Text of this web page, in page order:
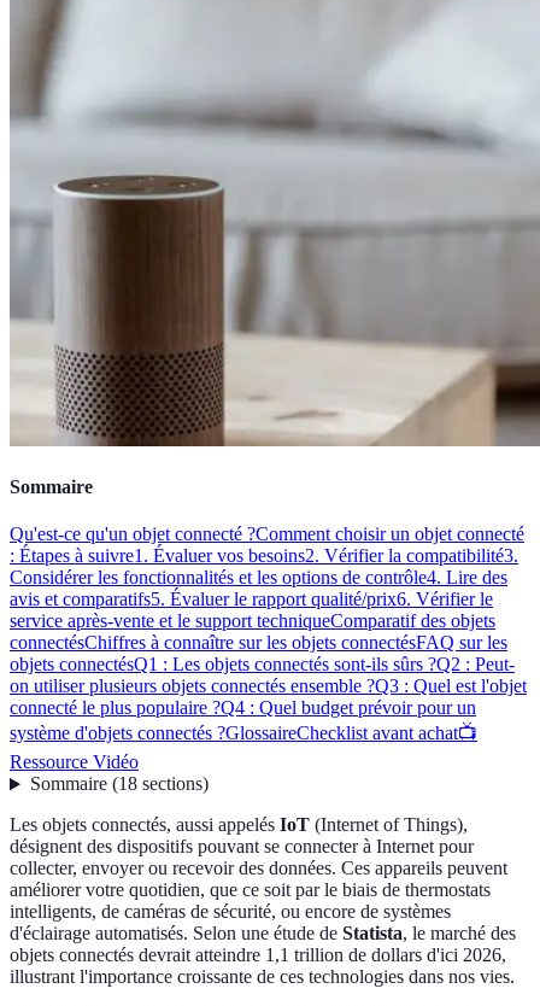
Sommaire
Qu'est-ce qu'un objet connecté ?Comment choisir un objet connecté
: Étapes à suivre1. Évaluer vos besoins2. Vérifier la compatibilité3.
Considérer les fonctionnalités et les options de contrôle4. Lire des
avis et comparatifs5. Évaluer le rapport qualité/prix6. Vérifier le
service après-vente et le support techniqueComparatif des objets
connectésChiffres à connaître sur les objets connectésFAQ sur les
objets connectésQ1 : Les objets connectés sont-ils sûrs ?Q2 : Peut-
on utiliser plusieurs objets connectés ensemble ?Q3 : Quel est l'objet
connecté le plus populaire ?Q4 : Quel budget prévoir pour un
système d'objets connectés ?GlossaireChecklist avant achat📺
Ressource Vidéo
Sommaire(18 sections)
Les objets connectés, aussi appelés IoT (Internet of Things),
désignent des dispositifs pouvant se connecter à Internet pour
collecter, envoyer ou recevoir des données. Ces appareils peuvent
améliorer votre quotidien, que ce soit par le biais de thermostats
intelligents, de caméras de sécurité, ou encore de systèmes
d'éclairage automatisés. Selon une étude de Statista, le marché des
objets connectés devrait atteindre 1,1 trillion de dollars d'ici 2026,
illustrant l'importance croissante de ces technologies dans nos vies.